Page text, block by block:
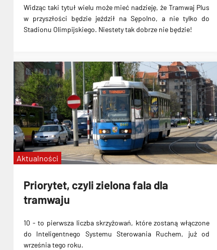
Widząc taki tytuł wielu może mieć nadzieję, żeTramwaj Plus
w przyszłości będzie jeździł na Sępolno, a nie tylko do
Stadionu Olimpijskiego. Niestetytak dobrze nie będzie!
Priorytet, czyli zielona fala dla
tramwaju
10 -to pierwsza liczba skrzyżowań, które zostaną włączone
do Inteligentnego Systemu Sterowania Ruchem, już od
września tego roku.
Aktualności